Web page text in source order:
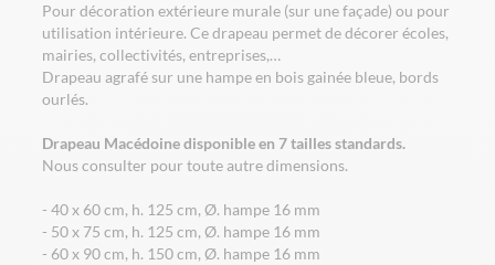
Pour décoration extérieure murale (sur une façade) ou pour
utilisation intérieure. Ce drapeau permet de décorer écoles,
mairies, collectivités, entreprises,…
Drapeau agrafé sur une hampe en bois gainée bleue, bords
ourlés.
Drapeau Macédoine disponible en 7 tailles standards.
Nous consulter pour toute autre dimensions.
- 40 x 60 cm, h. 125 cm, Ø. hampe 16 mm
- 50 x 75 cm, h. 125 cm, Ø. hampe 16 mm
- 60 x 90 cm, h. 150 cm, Ø. hampe 16 mm